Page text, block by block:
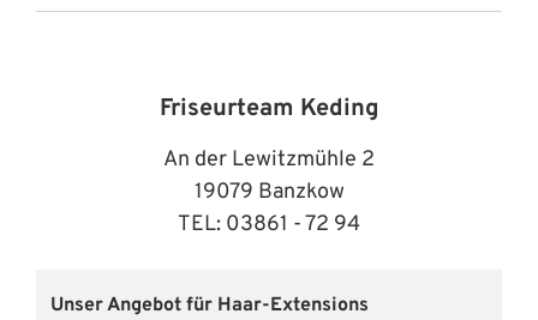
Friseurteam Keding
An der Lewitzmühle 2
19079 Banzkow
TEL: 03861 - 72 94
Unser Angebot für Haar-Extensions